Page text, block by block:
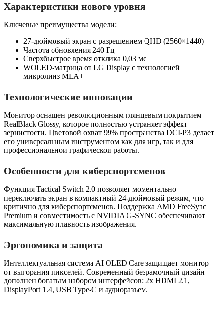
Характеристики нового уровня
Ключевые преимущества модели:
27-дюймовый экран с разрешением QHD (2560×1440)
Частота обновления 240 Гц
Сверхбыстрое время отклика 0,03 мс
WOLED-матрица от LG Display с технологией
микролинз MLA+
Технологические инновации
Монитор оснащен революционным глянцевым покрытием
RealBlack Glossy, которое полностью устраняет эффект
зернистости. Цветовой охват 99% пространства DCI-P3 делает
его универсальным инструментом как для игр, так и для
профессиональной графической работы.
Особенности для киберспортсменов
Функция Tactical Switch 2.0 позволяет моментально
переключать экран в компактный 24-дюймовый режим, что
критично для киберспортсменов. Поддержка AMD FreeSync
Premium и совместимость с NVIDIA G-SYNC обеспечивают
максимальную плавность изображения.
Эргономика и защита
Интеллектуальная система AI OLED Care защищает монитор
от выгорания пикселей. Современный безрамочный дизайн
дополнен богатым набором интерфейсов: 2x HDMI 2.1,
DisplayPort 1.4, USB Type-C и аудиоразъем.